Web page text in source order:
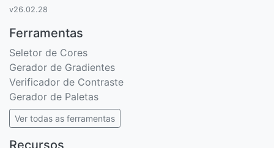
v26.02.28
Ferramentas
Seletor de Cores
Gerador de Gradientes
Verificador de Contraste
Gerador de Paletas
Ver todas as ferramentas
Recursos